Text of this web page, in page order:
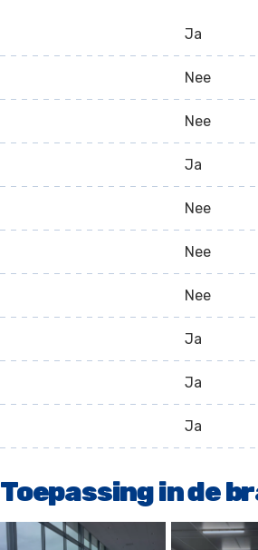
Ja
Nee
Nee
Ja
Nee
Nee
Nee
Ja
Ja
Ja
Toepassing in de